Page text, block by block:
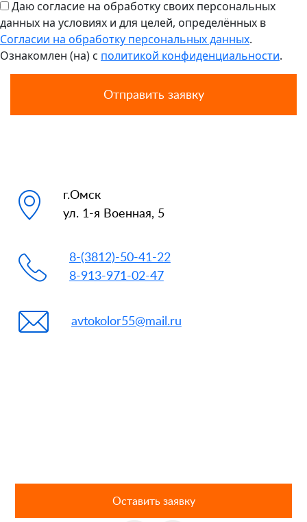
Даю согласие на обработку своих персональных
данных на условиях и для целей, определённых в
Согласии на обработку персональных данных.
Ознакомлен (на) с политикой конфиденциальности.
г.Омск
ул. 1-я Военная, 5
8-(3812)-50-41-22
8-913-971-02-47
avtokolor55@mail.ru
Оставить заявку